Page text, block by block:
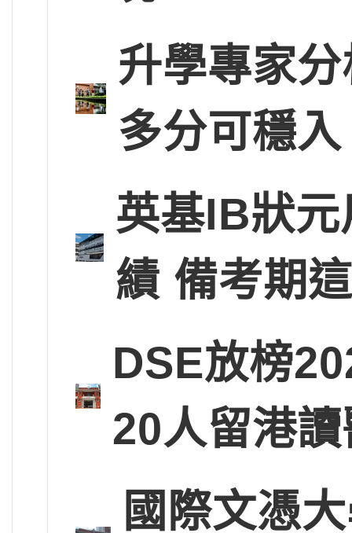
升學專家
多分可穩
英基IB狀
績 備考期
DSE放榜
20人留港
國際文憑